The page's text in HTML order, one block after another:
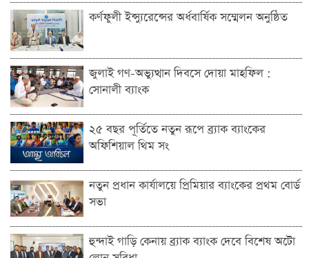
কর্ণফুলী ইন্স্যুরেন্সের অর্ধবার্ষিক সম্মেলন অনুষ্ঠিত
জুলাই গণ-অভ্যুত্থান দিবসে দোয়া মাহফিল :
সোনালী ব্যাংক
২৫ বছর পূর্তিতে নতুন রূপে ব্র্যাক ব্যাংকের
অফিশিয়াল থিম সং
নতুন প্রধান কার্যালয়ে প্রিমিয়ার ব্যাংকের প্রথম বোর্ড
সভা
হুন্দাই গাড়ি কেনায় ব্র্যাক ব্যাংক দেবে বিশেষ অটো